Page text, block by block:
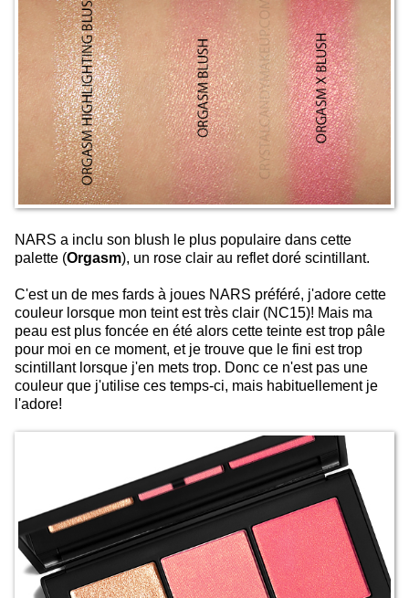
NARS a inclu son blush le plus populaire dans cette
palette (Orgasm), un rose clair au reflet doré scintillant.
C'est un de mes fards à joues NARS préféré, j'adore cette
couleur lorsque mon teint est très clair (NC15)! Mais ma
peau est plus foncée en été alors cette teinte est trop pâle
pour moi en ce moment, et je trouve que le fini est trop
scintillant lorsque j'en mets trop. Donc ce n'est pas une
couleur que j'utilise ces temps-ci, mais habituellement je
l'adore!